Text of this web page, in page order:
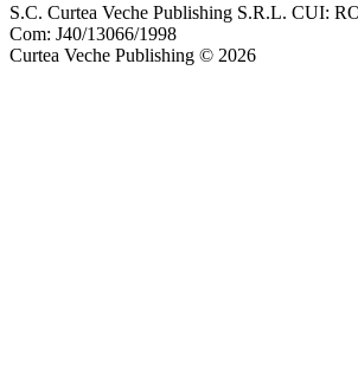
S.C. Curtea Veche Publishing S.R.L. CUI:
Com: J40/13066/1998
Curtea Veche Publishing © 2026